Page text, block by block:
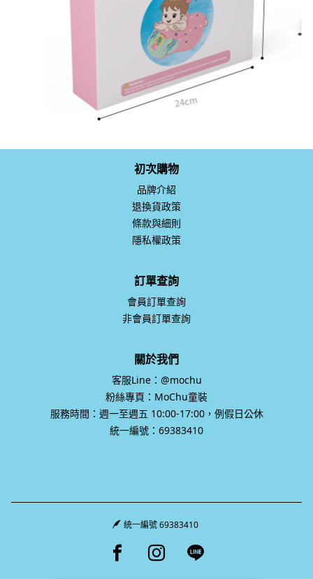
初次購物
品牌介紹
退換貨政策
條款與細則
隱私權政策
訂單查詢
會員訂單查詢
非會員訂單查詢
關於我們
客服Line：@mochu
粉絲專頁：MoChu童裝
服務時間：週一至週五 10:00-17:00，例假日公休
統一編號：69383410
統一編號 69383410
Facebook page
Instagram page
Line page